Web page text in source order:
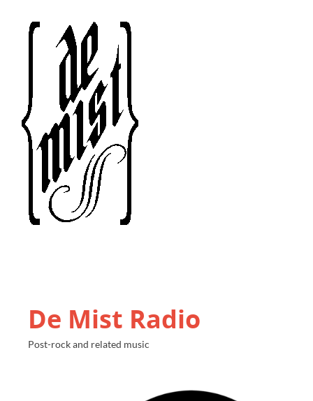
De Mist Radio
Post-rock and related music